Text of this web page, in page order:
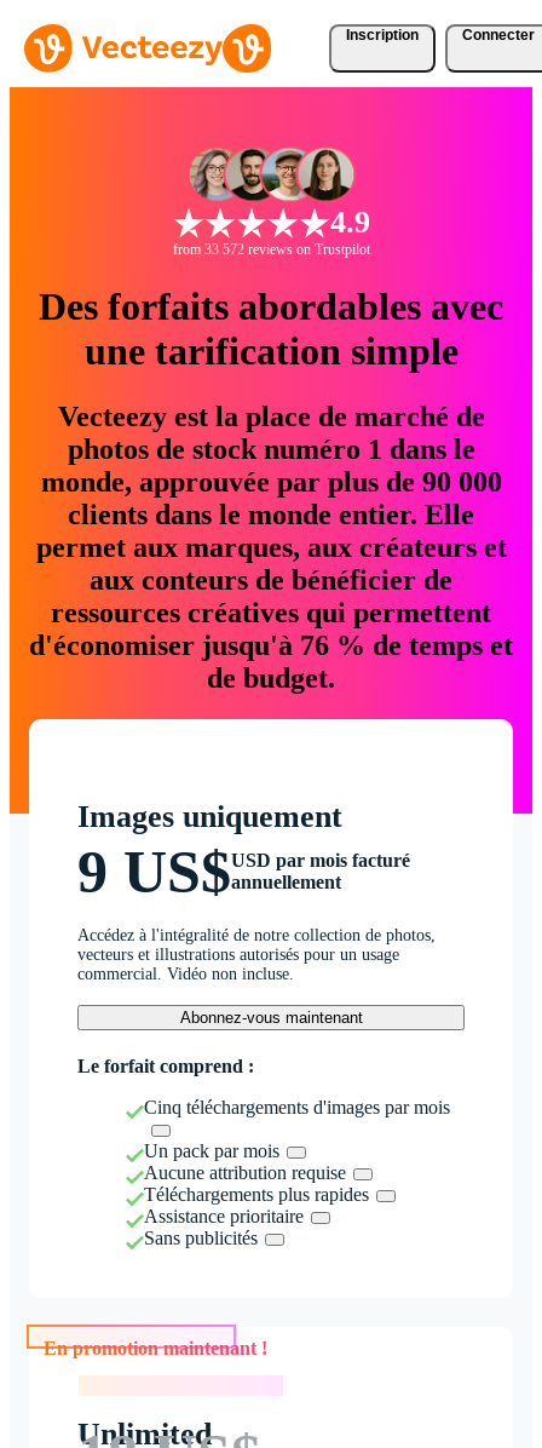
Inscription Connecter
4.9
from 33 572 reviews on Trustpilot
Des forfaits abordables avec
une tarification simple
Vecteezy est la place de marché de
photos de stock numéro 1 dans le
monde, approuvée par plus de 90 000
clients dans le monde entier. Elle
permet aux marques, aux créateurs et
aux conteurs de bénéficier de
ressources créatives qui permettent
d'économiser jusqu'à 76 % de temps et
de budget.
Images uniquement
9 US$USD par mois facturé
annuellement
Accédez à l'intégralité de notre collection de photos,
vecteurs et illustrations autorisés pour un usage
commercial. Vidéo non incluse.
Abonnez-vous maintenant
Le forfait comprend :
Cinq téléchargements d'images par mois
Un pack par mois
Aucune attribution requise
Téléchargements plus rapides
Assistance prioritaire
Sans publicités
En promotion maintenant !
Unlimited